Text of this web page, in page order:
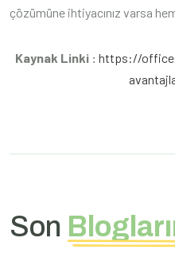
çözümüne ihtiyacınız varsa
Kaynak Linki : https://
Son